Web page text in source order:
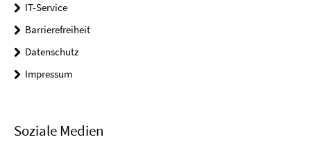
IT-Service
Barrierefreiheit
Datenschutz
Impressum
Soziale Medien